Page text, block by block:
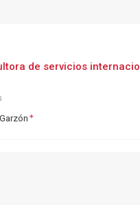
de servicios
+